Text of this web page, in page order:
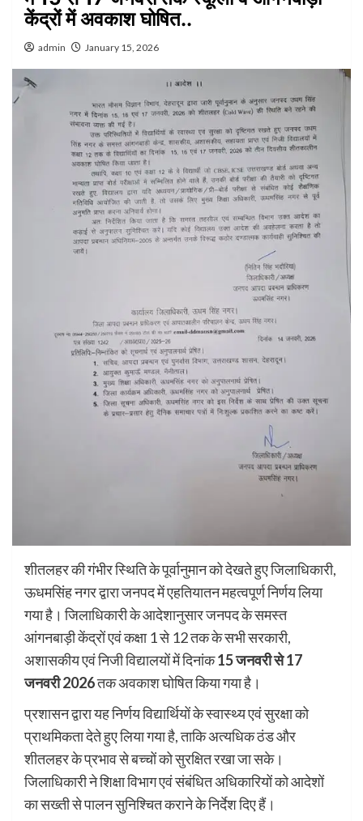
केंद्रों में अवकाश घोषित..
admin January 15, 2026
शीतलहर की गंभीर स्थिति के पूर्वानुमान को देखते हुए जिलाधिकारी,
ऊधमसिंह नगर द्वारा जनपद में एहतियातन महत्वपूर्ण निर्णय लिया
गया है। जिलाधिकारी के आदेशानुसार जनपद के समस्त
आंगनबाड़ी केंद्रों एवं कक्षा 1 से 12 तक के सभी सरकारी,
अशासकीय एवं निजी विद्यालयों में दिनांक15 जनवरी से 17
जनवरी 2026तक अवकाश घोषित किया गया है।
प्रशासन द्वारा यह निर्णय विद्यार्थियों के स्वास्थ्य एवं सुरक्षा को
प्राथमिकता देते हुए लिया गया है, ताकि अत्यधिक ठंड और
शीतलहर के प्रभाव से बच्चों को सुरक्षित रखा जा सके।
जिलाधिकारी ने शिक्षा विभाग एवं संबंधित अधिकारियों को आदेशों
का सख्ती से पालन सुनिश्चित कराने के निर्देश दिए हैं।